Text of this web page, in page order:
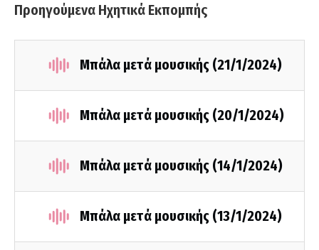
Προηγούμενα Ηχητικά Εκπομπής
Μπάλα μετά μουσικής (21/1/2024)
Μπάλα μετά μουσικής (20/1/2024)
Μπάλα μετά μουσικής (14/1/2024)
Μπάλα μετά μουσικής (13/1/2024)